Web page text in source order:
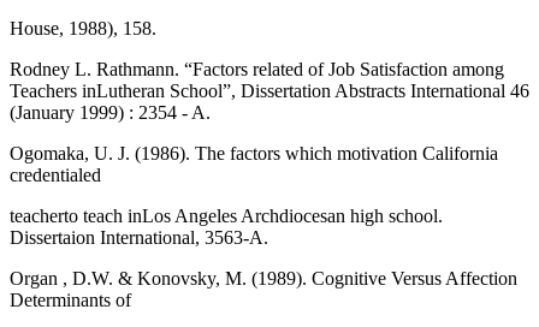
House, 1988), 158.
Rodney L. Rathmann. “Factors related of Job Satisfaction among
Teachers inLutheran School”, Dissertation Abstracts International 46
(January 1999) : 2354 - A.
Ogomaka, U. J. (1986). The factors which motivation California
credentialed
teacherto teach inLos Angeles Archdiocesan high school.
Dissertaion International, 3563-A.
Organ , D.W. & Konovsky, M. (1989). Cognitive Versus Affection
Determinants of